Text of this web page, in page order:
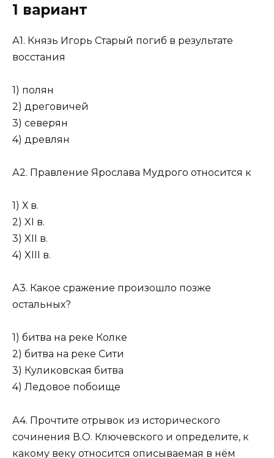
1 вариант
А1. Князь Игорь Старый погиб в результате
восстания
1) полян
2) дреговичей
3) северян
4) древлян
А2. Правление Ярослава Мудрого относится к
1) Х в.
2) XI в.
3) XII в.
4) XIII в.
А3. Какое сражение произошло позже
остальных?
1) битва на реке Колке
2) битва на реке Сити
3) Куликовская битва
4) Ледовое побоище
А4. Прочтите отрывок из исторического
сочинения В.О. Ключевского и определите, к
какому веку относится описываемая в нём